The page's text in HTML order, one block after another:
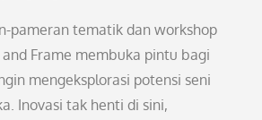
pameran tematik dan workshop
Frame membuka pintu bagi
mengeksplorasi potensi seni
Inovasi tak henti di sini,